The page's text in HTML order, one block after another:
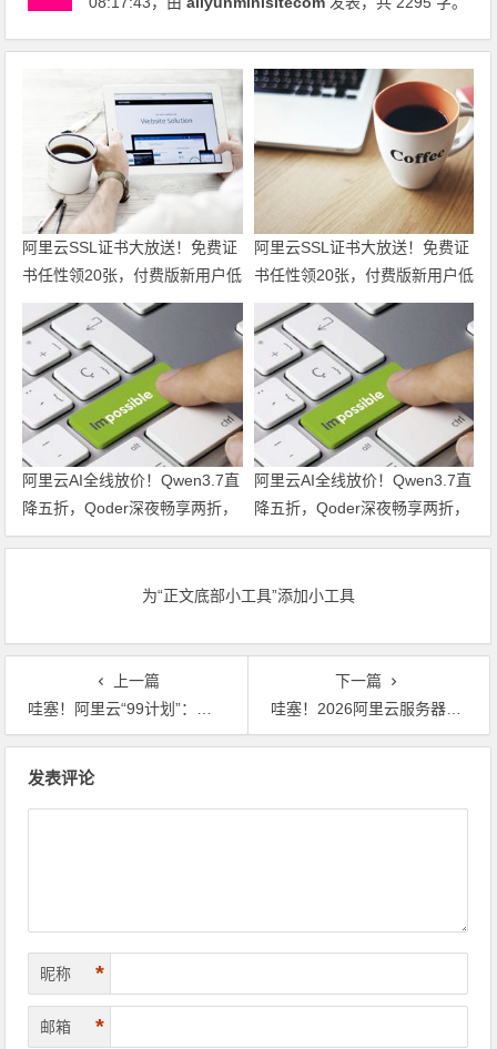
阿里云SSL证书大放送！免费证
书任性领20张，付费版新用户低
至6折仅95元起，一站式满足全
场景HTTPS安全需求！领代金
阿里云SSL证书大放送！免费证
书任性领20张，付费版新用户低
至6折仅95元起，一站式满足全
场景HTTPS安全需求！
阿里云AI全线放价！Qwen3.7直
降五折，Qoder深夜畅享两折，
文生视频六折起，全栈AI特惠一
阿里云AI全线放价！Qwen3.7直
降五折，Qoder深夜畅享两折，
文生视频六折起，全栈AI特惠一
为“正文底部小工具”添加小工具
上一篇
哇塞！阿里云“99计划”：中小企业上云的超值优惠狂欢派对来啦
下一篇
哇塞！2026阿里云服务器免费试用全指南：新用户优惠、续费政策深度开扒
发表评论
昵称 *
邮箱 *